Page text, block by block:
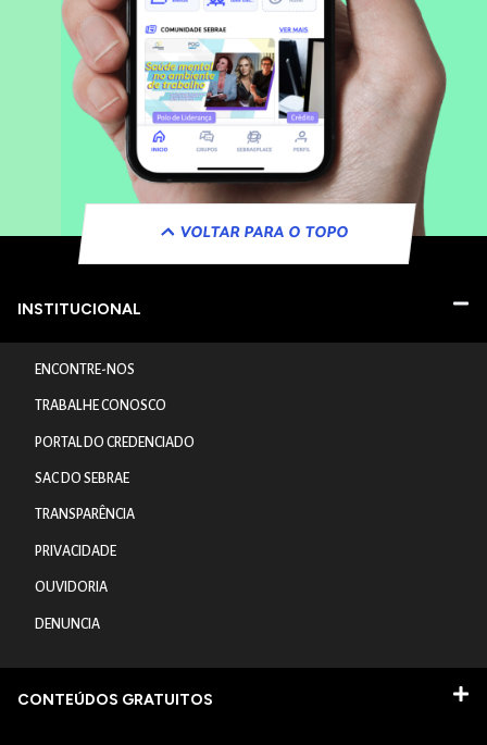
VOLTAR PARA O TOPO
INSTITUCIONAL
ENCONTRE-NOS
TRABALHE CONOSCO
PORTAL DO CREDENCIADO
SAC DO SEBRAE
TRANSPARÊNCIA
PRIVACIDADE
OUVIDORIA
DENUNCIA
CONTEÚDOS GRATUITOS